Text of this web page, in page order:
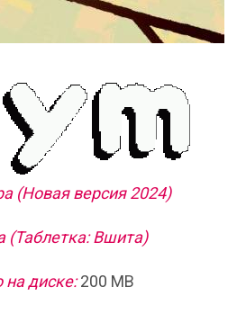
(Новая версия 2024)
(Таблетка: Вшита)
на диске:200 MB